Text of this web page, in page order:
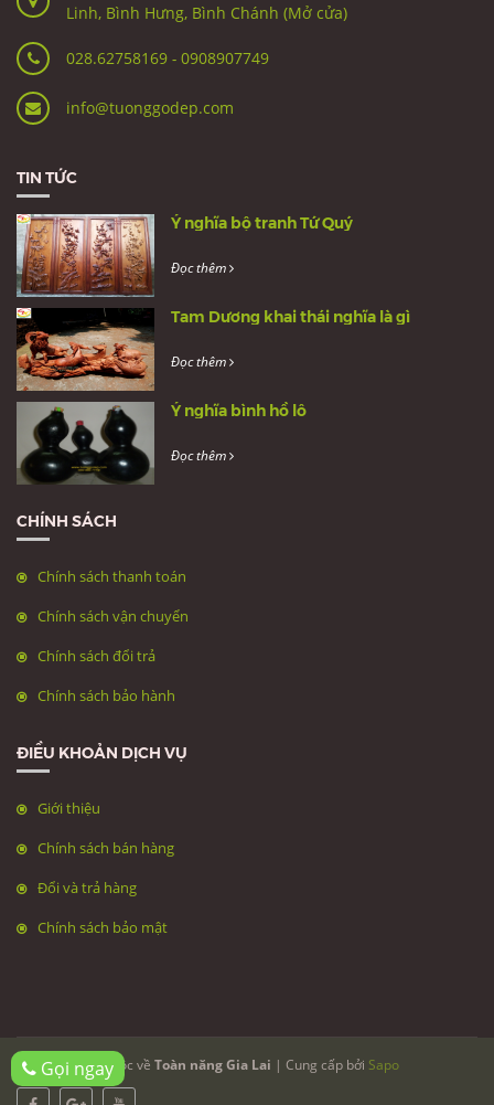
Linh, Bình Hưng, Bình Chánh (Mở cửa)
028.62758169 - 0908907749
info@tuonggodep.com
TIN TỨC
Ý nghĩa bộ tranh Tứ Quý
Đọc thêm
Tam Dương khai thái nghĩa là gì
Đọc thêm
Ý nghĩa bình hồ lô
Đọc thêm
CHÍNH SÁCH
Chính sách thanh toán
Chính sách vận chuyển
Chính sách đổi trả
Chính sách bảo hành
ĐIỀU KHOẢN DỊCH VỤ
Giới thiệu
Chính sách bán hàng
Đổi và trả hàng
Chính sách bảo mật
© Bản quyền thuộc về Toàn năng Gia Lai | Cung cấp bởi Sapo
Gọi ngay